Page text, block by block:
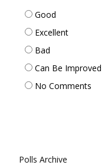
Good
Excellent
Bad
Can Be Improved
No Comments
Polls Archive